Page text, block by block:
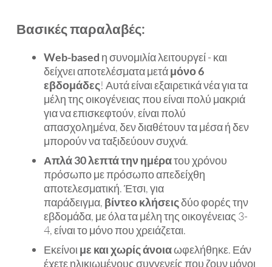
Βασικές παραλαβές:
Web-based η συνομιλία λειτουργεί - και
δείχνει αποτελέσματα μετάμόνο 6
εβδομάδες! Αυτά είναι εξαιρετικά νέα για τα
μέλη της οικογένειας που είναι πολύ μακριά
για να επισκεφτούν, είναι πολύ
απασχολημένα, δεν διαθέτουν τα μέσα ή δεν
μπορούν να ταξιδεύουν συχνά.
Απλά 30 λεπτά την ημέρατου χρόνου
πρόσωπο με πρόσωπο απεδείχθη
αποτελεσματική. Έτσι, για
παράδειγμα, βίντεο κλήσειςδύο φορές την
εβδομάδα, με όλα τα μέλη της οικογένειας 3-
4, είναι το μόνο που χρειάζεται.
Εκείνοι με και χωρίς άνοιαωφελήθηκε. Εάν
έχετε ηλικιωμένους συγγενείς που ζουν μόνοι